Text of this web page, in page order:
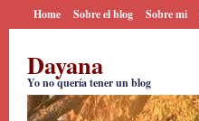
Home Sobre el blog Sobre mi
Dayana
Yo no quería tener un blog